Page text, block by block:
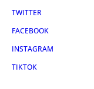
TWITTER
FACEBOOK
INSTAGRAM
TIKTOK